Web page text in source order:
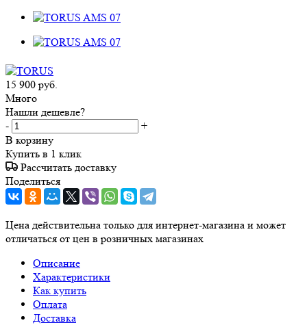
15 900 руб.
Много
Нашли дешевле?
-
+
В корзину
Купить в 1 клик
Рассчитать доставку
Поделиться
Цена действительна только для интернет-магазина и может
отличаться от цен в розничных магазинах
Описание
Характеристики
Как купить
Оплата
Доставка